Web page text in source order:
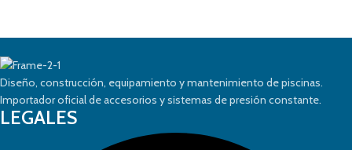
Diseño, construcción, equipamiento y mantenimiento de piscinas.
Importador oficial de accesorios y sistemas de presión constante.
LEGALES